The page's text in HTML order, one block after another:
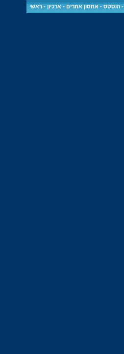
-הוסטס - אחסון אתרים - ארכיון -ראשי